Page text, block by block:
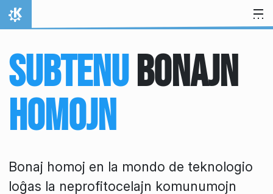
Salti al enhavo
Hejmo
SubtenuBonajn
Homojn
Bonaj homoj en la mondo de teknologio
loĝas la neprofitocelajn komunumojn